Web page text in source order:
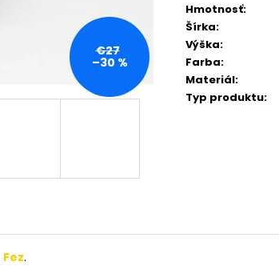
Hmotnosť:
Šírka:
Výška:
Farba:
Materiál:
Typ produktu:
€27
–30 %
Fez.